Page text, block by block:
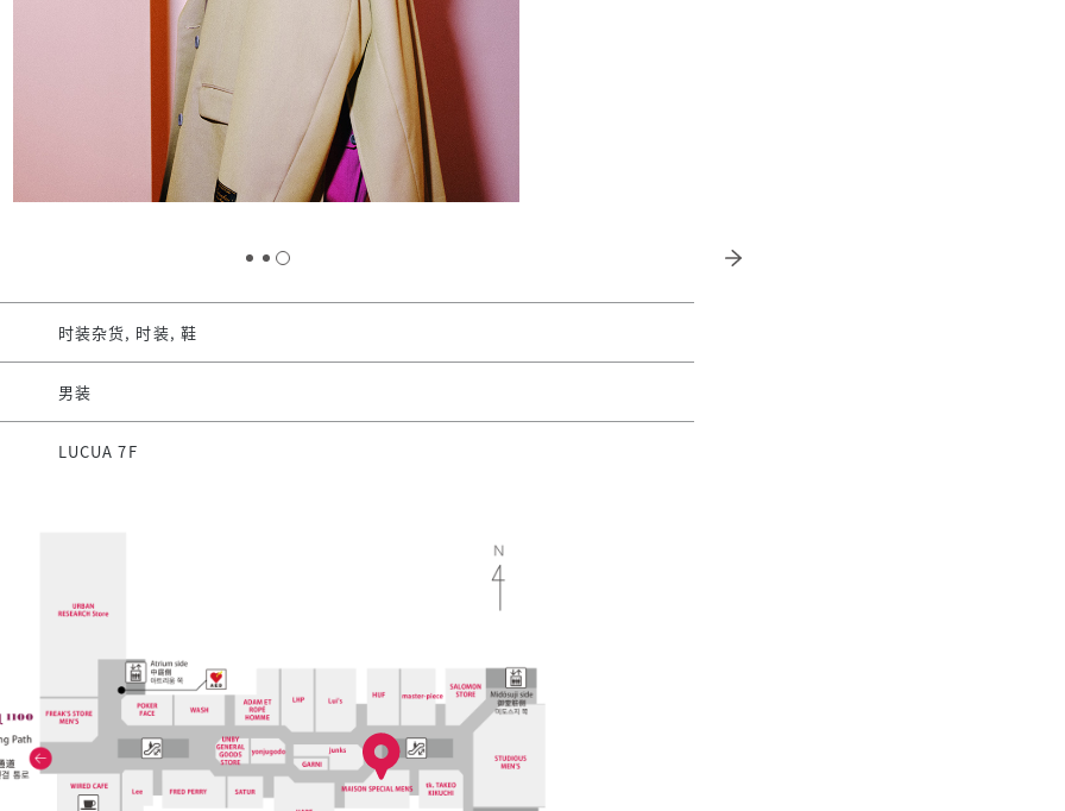
时装杂货, 时装, 鞋
男装
LUCUA 7F